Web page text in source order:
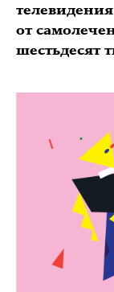
от
шестьдесят